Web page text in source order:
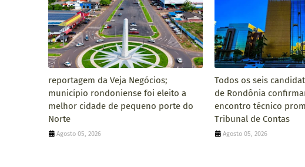
reportagem da Veja Negócios;
município rondoniense foi eleito a
melhor cidade de pequeno porte do
Norte
Agosto 05, 2026
Todos os seis
de Rondônia
encontro técnico
Tribunal de Contas
Agosto 05, 2026